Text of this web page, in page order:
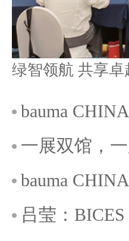
bauma
一展双馆，
bauma
吕莹：